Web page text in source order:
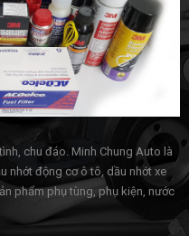
chu đáo. Minh Chung Auto là
nhớt động cơ ô tô, dầu nhớt xe
phẩm phụ tùng, phụ kiện, nước